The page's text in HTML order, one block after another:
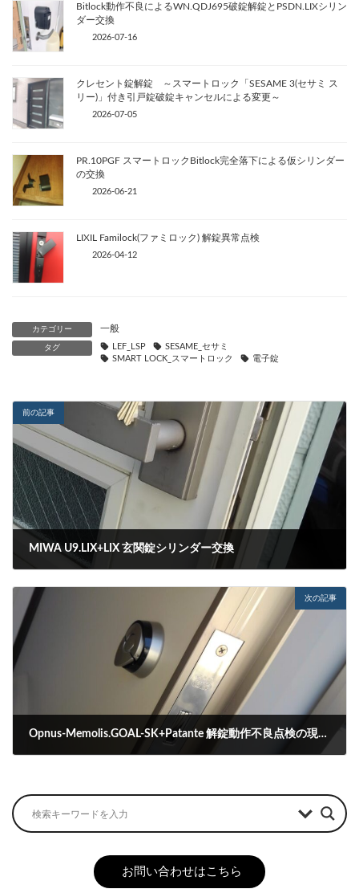
Bitlock動作不良によるWN.QDJ695破錠解錠とPSDN.LIXシリン
ダー交換
2026-07-16
クレセント錠解錠 ～スマートロック「SESAME 3(セサミ ス
リー)」付き引戸錠破錠キャンセルによる変更～
2026-07-05
PR.10PGF スマートロックBitlock完全落下による仮シリンダー
の交換
2026-06-21
LIXIL Familock(ファミロック) 解錠異常点検
2026-04-12
カテゴリー 一般
タグ LEF_LSP
SESAME_セサミ
SMART LOCK_スマートロック
電子錠
前の記事
MIWA U9.LIX+LIX 玄関錠シリンダー交換
次の記事
Opnus-Memolis.GOAL-SK+Patante 解錠動作不良点検の現場キャンセル
お問い合わせはこちら